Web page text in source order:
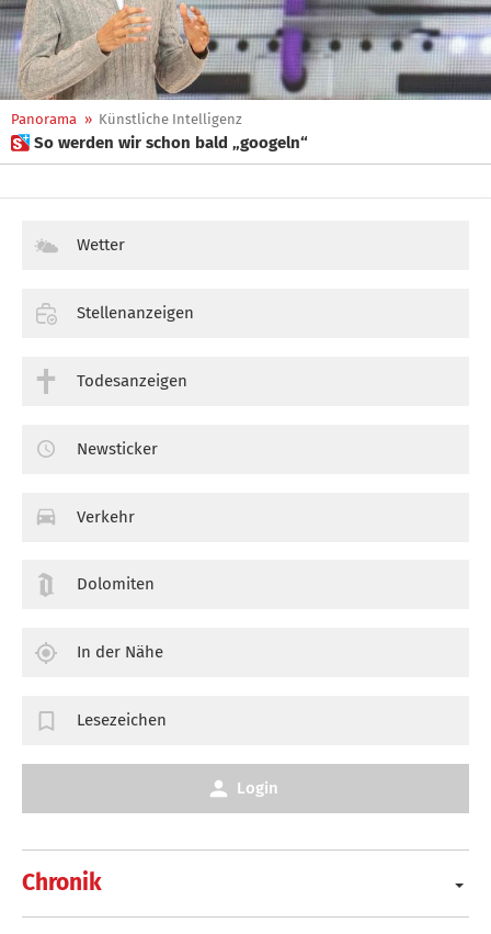
Panorama » Künstliche Intelligenz
 So werden wir schon bald „googeln“
Chronik
Wetter
Stellenanzeigen
Todesanzeigen
Newsticker
Verkehr
Dolomiten
In der Nähe
Lesezeichen
Login